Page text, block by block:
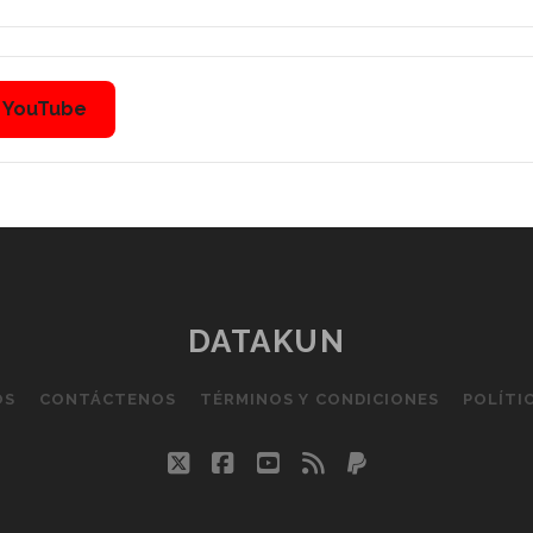
DATAKUN
CONTÁCTENOS TÉRMINOS Y CONDICIONES
twitterfacebook
youtube
rss paypal